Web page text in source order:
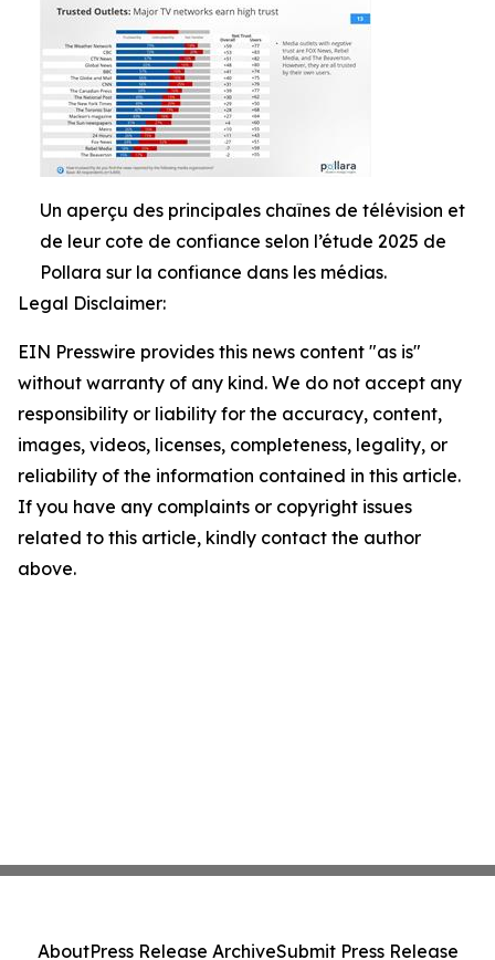
Un aperçu des principales chaînes de télévision et
de leur cote de confiance selon l’étude 2025 de
Pollara sur la confiance dans les médias.
Legal Disclaimer:
EIN Presswire provides this news content "as is"
without warranty of any kind. We do not accept any
responsibility or liability for the accuracy, content,
images, videos, licenses, completeness, legality, or
reliability of the information contained in this article.
If you have any complaints or copyright issues
related to this article, kindly contact the author
above.
AboutPress Release ArchiveSubmit Press Release